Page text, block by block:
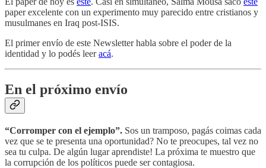
paper excelente con un experimento muy parecido entre cristianos y
musulmanes en Iraq post-ISIS.
El primer envío de este Newsletter habla sobre el poder de la
identidad y lo podés leeracá.
En el próximo envío
“Corromper con el ejemplo”. Sos un tramposo, pagás coimas cada
vez que se te presenta una oportunidad? No te preocupes, tal vez no
sea tu culpa. De algún lugar aprendiste! La próxima te muestro que
la corrupción de los políticos puede ser contagiosa.